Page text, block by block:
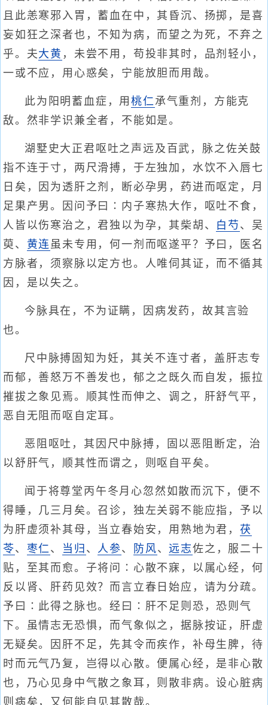
且此恙寒邪入胃，蓄血在中，其昏沉、扬掷，是喜
妄如狂之深者也，不知为病，而望之为死，不弃之
乎。夫大黄 ，未尝不用，苟投非其时，品剂轻小，
一或不应，用心惑矣，宁能放胆而用哉。
此为阳明蓄血症，用桃仁承气重剂，方能克
敌。然非学识兼全者，不能如是。
湖墅史大正君呕吐之声远及百武，脉之佐关鼓
指不连于寸，两尺滑搏，于左独加，水饮不入唇七
日矣，因为透肝之剂，断必孕男，药进而呕定，月
足果产男。因问予曰∶内子寒热大作，呕吐不食，
人皆以伤寒治之，君独以为孕，其柴胡、 白芍 、吴
萸、 黄连虽未专用，何一剂而呕遂平？予曰，医名
方脉者，须察脉以定方也。人唯伺其证，而不循其
因，是以失之。
今脉具在，不为证瞒，因病发药，故其言验
也。
尺中脉搏固知为妊，其关不连寸者，盖肝志专
而郁，善怒万不善发也，郁之之既久而自发，振拉
摧拔之象见焉。顺其性而伸之、调之，肝舒气平，
恶自无阻而呕自定耳。
恶阻呕吐，其因尺中脉搏，固以恶阻断定，治
以舒肝气，顺其性而谓之，则呕自平矣。
闻于将尊堂丙午冬月心忽然如散而沉下，便不
得睡，几三月矣。召诊，独左关弱不能应指，予以
为肝虚须补其母，当立春始安，用熟地为君， 茯
苓、 枣仁、 当归 、 人参、 防风、远志佐之，服二十
贴，至其而愈。子将问∶心散不寐，以属心经，何
反以肾、肝药见效？而言立春日始应，请为分疏。
予曰∶此得之脉也。经曰∶肝不足则恐，恐则气
下。虽情志无恐惧，而气象似之，据脉按证，肝虚
无疑矣。因肝不足，先其令而疾作，补母生脾，待
时而元气乃复，岂得以心散。便属心经，是非心散
也，乃心见身中气散之象耳，则散非病。设心脏病
则病矣，又何能自见其散哉。